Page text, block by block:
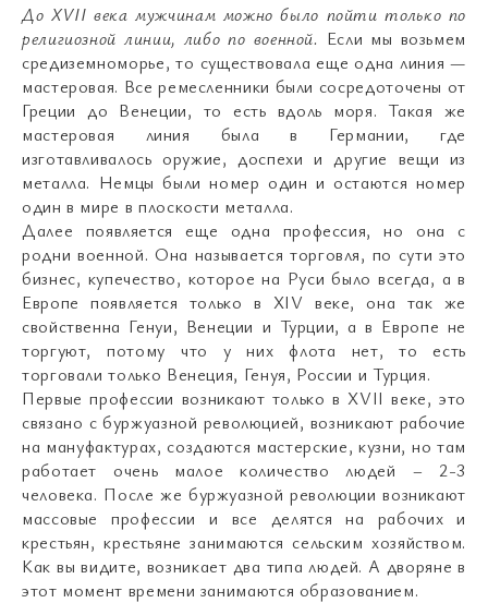
До XVII века мужчинам можно было пойти только по
религиозной линии, либо по военной. Если мы возьмем
средиземноморье, то существовала еще одна линия —
мастеровая. Все ремесленники были сосредоточены от
Греции до Венеции, то есть вдоль моря. Такая же
мастеровая линия была в Германии, где
изготавливалось оружие, доспехи и другие вещи из
металла. Немцы были номер один и остаются номер
один в мире в плоскости металла.
Далее появляется еще одна профессия, но она с
родни военной. Она называется торговля, по сути это
бизнес, купечество, которое на Руси было всегда, а в
Европе появляется только в XIV веке, она так же
свойственна Генуи, Венеции и Турции, а в Европе не
торгуют, потому что у них флота нет, то есть
торговали только Венеция, Генуя, России и Турция.
Первые профессии возникают только в XVII веке, это
связано с буржуазной революцией, возникают рабочие
на мануфактурах, создаются мастерские, кузни, но там
работает очень малое количество людей – 2-3
человека. После же буржуазной революции возникают
массовые профессии и все делятся на рабочих и
крестьян, крестьяне занимаются сельским хозяйством.
Как вы видите, возникает два типа людей. А дворяне в
этот момент времени занимаются образованием.